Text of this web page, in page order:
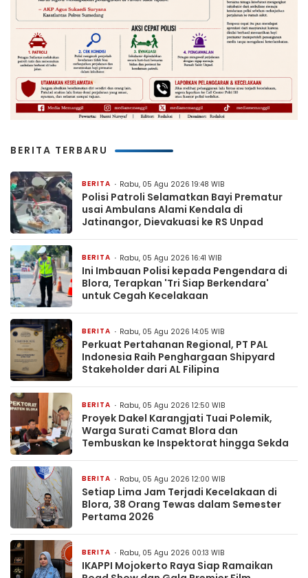
BERITA TERBARU
BERITA Rabu, 05 Agu 2026 19:48 WIB
Polisi Patroli Selamatkan Bayi Prematur
usai Ambulans Alami Kendala di
Jatinangor, Dievakuasi ke RS Unpad
BERITA Rabu, 05 Agu 2026 16:41 WIB
Ini Imbauan Polisi kepada Pengendara di
Blora, Terapkan 'Tri Siap Berkendara'
untuk Cegah Kecelakaan
BERITA Rabu, 05 Agu 2026 14:05 WIB
Perkuat Pertahanan Regional, PT PAL
Indonesia Raih Penghargaan Shipyard
Stakeholder dari AL Filipina
BERITA Rabu, 05 Agu 2026 12:50 WIB
Proyek Dakel Karangjati Tuai Polemik,
Warga Surati Camat Blora dan
Tembuskan ke Inspektorat hingga Sekda
BERITA Rabu, 05 Agu 2026 12:00 WIB
Setiap Lima Jam Terjadi Kecelakaan di
Blora, 38 Orang Tewas dalam Semester
Pertama 2026
BERITA Rabu, 05 Agu 2026 00:13 WIB
IKAPPI Mojokerto Raya Siap Ramaikan